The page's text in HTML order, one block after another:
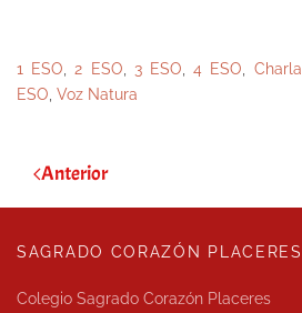
1 ESO 2 ESO 3 ESO ,4 ESO Charla
ESO Voz Natura
Anterior
SAGRADO CORAZÓN PLACERES
Colegio Sagrado Corazón Placeres